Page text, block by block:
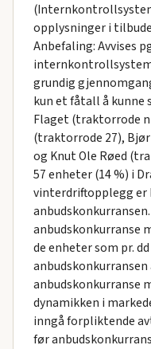
opplysninger i
Anbefaling: Avvises
grundig
kun et fåtall å kunne
Flaget (traktorrode
(traktorrode 27),
og Knut Ole Røed
57 enheter (14 %) i
vinterdriftopplegg er
anbudskonkurranse
de enheter som pr.
anbudskonkurransen
anbudskonkurranse
dynamikken i
inngå forpliktende
før